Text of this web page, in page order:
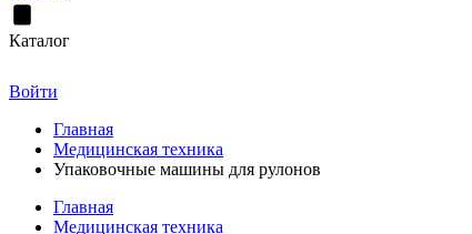
Каталог
Войти
Главная
Медицинская техника
Упаковочные машины для рулонов
Главная
Медицинская техника